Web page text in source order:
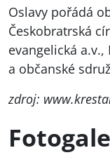
Oslavy pořádá
Českobratrská
evangelická
a občanské
zdroj: